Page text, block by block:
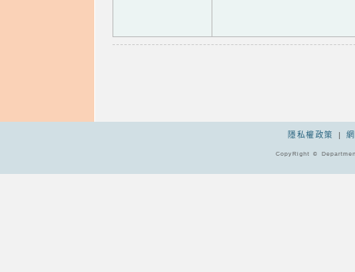
隱私權政策 |
CopyRight ©